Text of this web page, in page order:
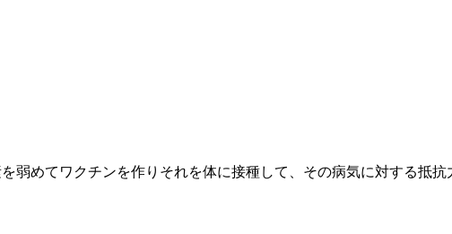
弱めてワクチンを作りそれを体に接種して、その病気に対する抵